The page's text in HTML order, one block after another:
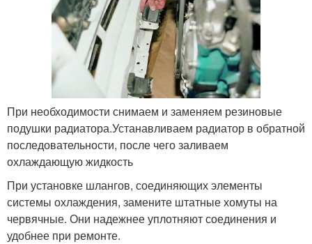
При необходимости снимаем и заменяем резиновые
подушки радиатора.Устанавливаем радиатор в обратной
последовательности, после чего заливаем
охлаждающую жидкость
При установке шлангов, соединяющих элементы
системы охлаждения, замените штатные хомуты на
червячные. Они надежнее уплотняют соединения и
удобнее при ремонте.